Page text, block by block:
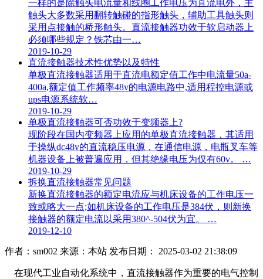
一样的是除触头电流量和线圈工作电压为直流电外，主
触头大多数采用翻转触碰的指形触头，辅助工具触头则
采用点接触的桥形触头。直流接触器功效于软启动器上
必须哪些规定？铁芯由一…
2019-10-29
直流接触器技术性优势以及特性
单极直流接触器适用于直流电额定值工作中电流量50a-
400a,额定值工作频率48v的电源电路中,适用程控电源或
ups电源系统软…
2019-10-29
单极直流接触器可否功效于变频器上?
现阶段在国内变频器上应用的单极直流接触器，其适用
于操纵dc48v的直流稳压电源，在通信电源，电瓶叉车等
机器设备上被普遍应用，但其绝缘电压为仅有60v。 …
2019-10-29
拆换直流接触器常见问题
新换直流接触器的额定电流应与机床设备的工作电压一
致或略大一点;如机床设备的工作电压是384伏，则新换
接触器的额定电流以采用380^-504伏为宜。 …
2019-12-10
作者：sm002 来源：本站 发布日期： 2025-03-02 21:38:09
在现代工业自动化系统中，直流接触器作为重要的电气控制